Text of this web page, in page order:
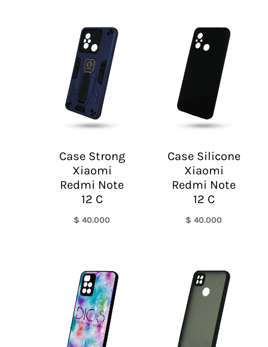
Case Strong
Xiaomi
Redmi Note
12 C
$ 40.000
Case Silicone
Xiaomi
Redmi Note
12 C
$ 40.000